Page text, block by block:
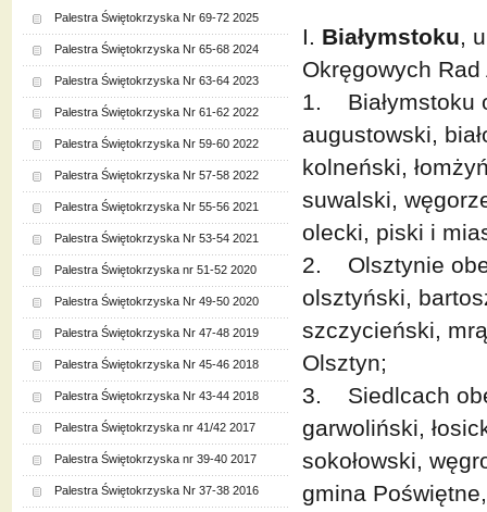
I. Białymstoku,
Okręgowych
1. Białymstoku
augustowski,
kolneński,
suwalski,
olecki, piski i
2. Olsztynie
olsztyński,
szczycieński,
Olsztyn;
3. Siedlcach
garwoliński,
sokołowski,
gmina
Palestra Świętokrzyska Nr 69-72 2025
Palestra Świętokrzyska Nr 65-68 2024
Palestra Świętokrzyska Nr 63-64 2023
Palestra Świętokrzyska Nr 61-62 2022
Palestra Świętokrzyska Nr 59-60 2022
Palestra Świętokrzyska Nr 57-58 2022
Palestra Świętokrzyska Nr 55-56 2021
Palestra Świętokrzyska Nr 53-54 2021
Palestra Świętokrzyska nr 51-52 2020
Palestra Świętokrzyska Nr 49-50 2020
Palestra Świętokrzyska Nr 47-48 2019
Palestra Świętokrzyska Nr 45-46 2018
Palestra Świętokrzyska Nr 43-44 2018
Palestra Świętokrzyska nr 41/42 2017
Palestra Świętokrzyska nr 39-40 2017
Palestra Świętokrzyska Nr 37-38 2016